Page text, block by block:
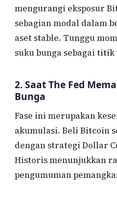
mengurangi eksposur
sebagian modal dalam
aset stable. Tunggu
suku bunga sebagai
2. Saat The Fed
Bunga
Fase ini merupakan
akumulasi. Beli Bitcoin
dengan strategi Dollar
Historis menunjukkan
pengumuman